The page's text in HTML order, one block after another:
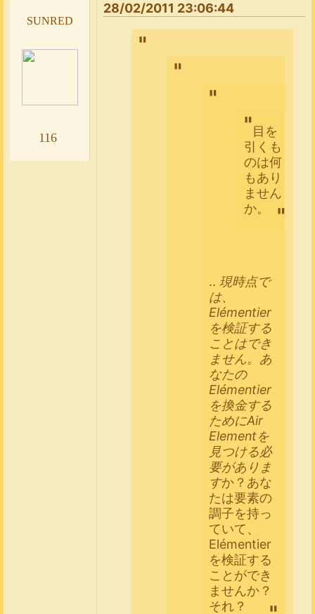
sunred
116
28/02/2011 23:06:44
目を
引くも
のは何
もあり
ません
か。
.. 現時点で
は、
Elémentier
を検証する
ことはでき
ません。あ
なたの
Elémentier
を換金する
ためにAir
Elementを
見つける必
要がありま
すか？あな
たは要素の
調子を持っ
ていて、
Elémentier
を検証する
ことができ
ませんか？
それ？